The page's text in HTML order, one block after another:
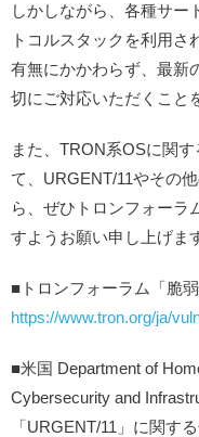
しかしながら、各種サー
トコルスタックを利用
有無にかかわらず、最新
切にご対応いただくこと
また、TRON系OSに関
て、URGENT/11やその
ら、ぜひトロンフォーラ
すようお願い申し上げま
■トロンフォーラム「脆
https://www.tron.org/ja/
■米国 Department of
Cybersecurity and
「URGENT/11」に関す